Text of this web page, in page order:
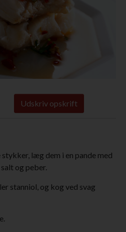
Udskriv opskrift
læg dem i en pande med
og peber.
stanniol, og kog ved svag